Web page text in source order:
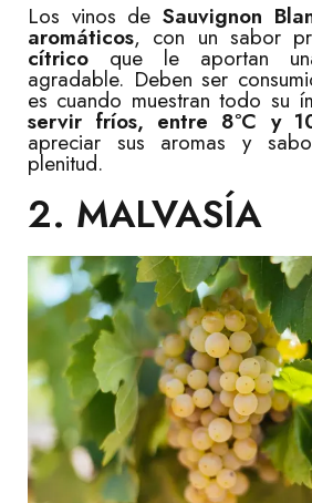
Los vinos deSauvignon
aromáticos, con un sabor
cítrico que le aportan
agradable. Deben ser
es cuando muestran todo su
servir fríos, entre 8ºC y
apreciar sus aromas y
plenitud.
2. MALVASÍA